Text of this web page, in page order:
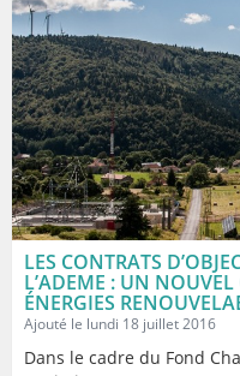
LES CONTRATS
L’ADEME : UN
ÉNERGIES
Ajouté le lundi 18 juillet 2016
Dans le cadre du Fond